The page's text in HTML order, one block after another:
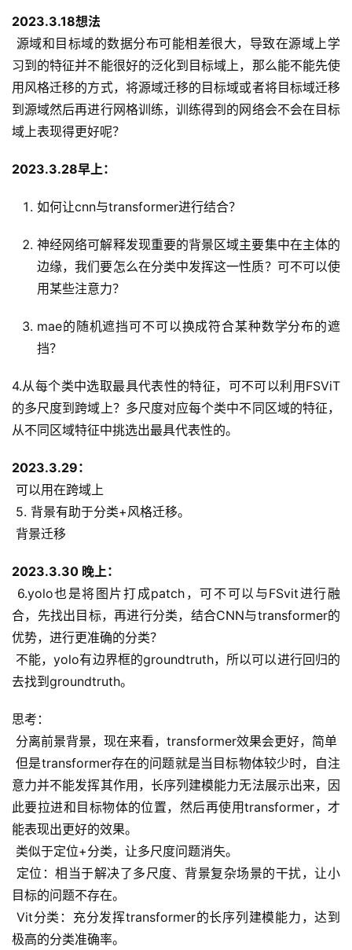
2023.3.18想法
习到的特征并不能很好的泛化到目标域上，那么能不能先使
用风格迁移的方式，将源域迁移的目标域或者将目标域迁移
到源域然后再进行网格训练，训练得到的网络会不会在目标
域上表现得更好呢？
2023.3.28早上：
如何让cnn与transformer进行结合？
神经网络可解释发现重要的背景区域主要集中在主体的
边缘，我们要怎么在分类中发挥这一性质？可不可以使
用某些注意力？
mae的随机遮挡可不可以换成符合某种数学分布的遮
挡？
4.从每个类中选取最具代表性的特征，可不可以利用FSViT
的多尺度到跨域上？多尺度对应每个类中不同区域的特征，
从不同区域特征中挑选出最具代表性的。
2023.3.29：
可以用在跨域上
5. 背景有助于分类+风格迁移。
背景迁移
2023.3.30 晚上：
合，先找出目标，再进行分类，结合CNN与transformer的
优势，进行更准确的分类？
去找到groundtruth。
思考：
分离前景背景，现在来看，transformer效果会更好，简单
但是transformer存在的问题就是当目标物体较少时，自注
意力并不能发挥其作用，长序列建模能力无法展示出来，因
此要拉进和目标物体的位置，然后再使用transformer，才
能表现出更好的效果。
类似于定位+分类，让多尺度问题消失。
目标的问题不存在。
极高的分类准确率。